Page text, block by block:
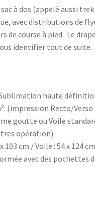
à dos (appelé aussi
avec distributions de
de course à pied. Le
identifier tout de suite.
haute
(impression Recto/
goutte ou Voile
opération)
cm / Voile : 54 x 124
avec des